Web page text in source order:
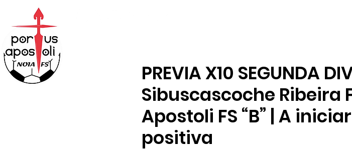
PREVIA X10 SEGUNDA
Sibuscascoche Ribeira
Apostoli FS “B” | A
positiva